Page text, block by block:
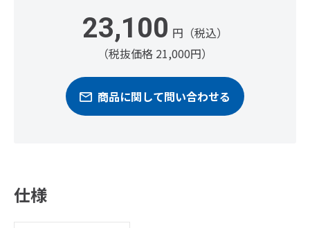
23,100 円（税込）
（税抜価格 21,000円）
商品に関して問い合わせる
仕様